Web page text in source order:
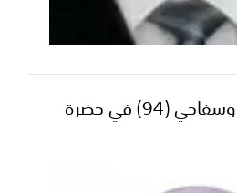
مواعظ الهاربين.. وسفاحي (94) في حضرة